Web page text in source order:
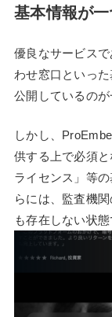
基本情報が
優良なサービス
わせ窓口といっ
公開しているのが
しかし、
供する上で必須
ライセンス」等
らには、監査機
も存在しない状態